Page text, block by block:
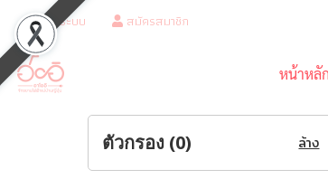
เข้าสู่ระบบ สมัครสมาชิก
หน้าหลัก
ตัวกรอง (0) ล้าง